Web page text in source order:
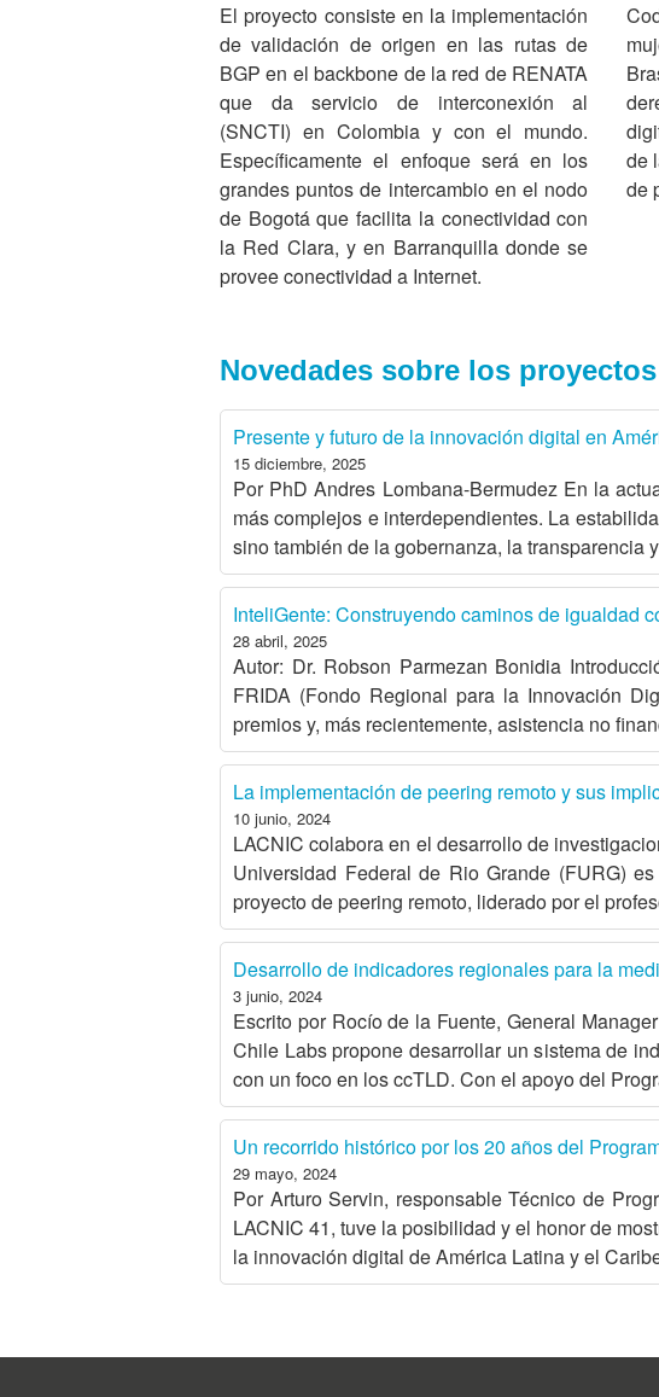
El proyecto consiste en la implementación
de validación de origen en las rutas de
BGP en el backbone de la red de RENATA
que da servicio de interconexión al
(SNCTI) en Colombia y con el mundo.
Específicamente el enfoque será en los
grandes puntos de intercambio en el nodo
de Bogotá que facilita la conectividad con
la Red Clara, y en Barranquilla donde se
provee conectividad a Internet.
de
de
Novedades sobre los
Presente y futuro de la innovación digital en
15 diciembre, 2025
Por PhD Andres Lombana-Bermudez En la
más complejos e interdependientes. La
sino también de la gobernanza, la
InteliGente: Construyendo caminos de igualdad
28 abril, 2025
Autor: Dr. Robson Parmezan Bonidia
FRIDA (Fondo Regional para la Innovación
premios y, más recientemente, asistencia no
La implementación de peering remoto y sus
10 junio, 2024
LACNIC colabora en el desarrollo de
Universidad Federal de Rio Grande (FURG)
proyecto de peering remoto, liderado por el
Desarrollo de indicadores regionales para la
3 junio, 2024
Escrito por Rocío de la Fuente, General
Chile Labs propone desarrollar un sistema de
con un foco en los ccTLD. Con el apoyo del
Un recorrido histórico por los 20 años del
29 mayo, 2024
Por Arturo Servin, responsable Técnico de
LACNIC 41, tuve la posibilidad y el honor de
la innovación digital de América Latina y el